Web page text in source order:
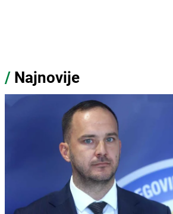
/ Najnovije